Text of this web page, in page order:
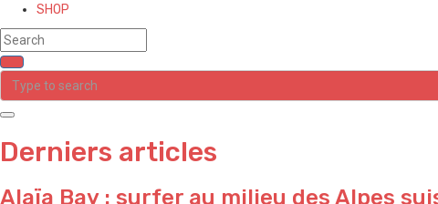
SHOP
Derniers articles
Alaïa Bay : surfer au milieu des Alpes